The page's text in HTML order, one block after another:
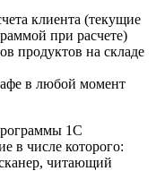
клиента (текущие
при расчете)
продуктов на складе
в любой момент
1С
в числе которого:
читающий